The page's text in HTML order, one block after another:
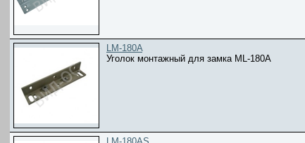
LM-180A
Уголок монтажный для замка ML-180A